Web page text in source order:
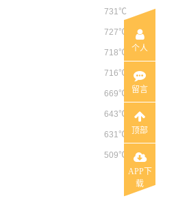
731℃
727℃
718℃
716℃
669℃
643℃
631℃
509℃
个人
留言
顶部
APP下
载